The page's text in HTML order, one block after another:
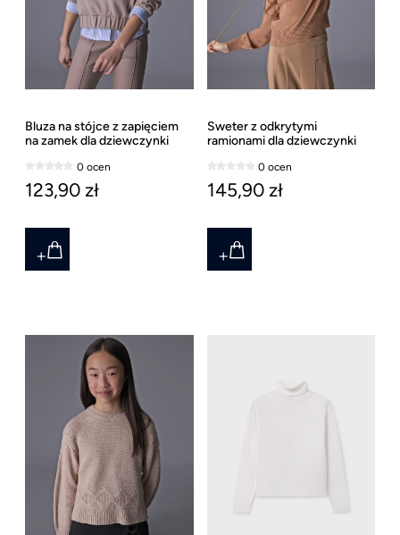
Bluza na stójce z zapięciem
na zamek dla dziewczynki
0 ocen
123,90 zł
Sweter z odkrytymi
ramionami dla dziewczynki
0 ocen
145,90 zł